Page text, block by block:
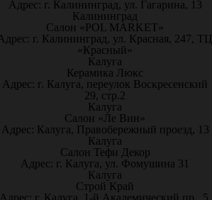
Адрес: г. Калининград, ул. Гагарина, 13
Калининград
Салон «POL MARKET»
г. Калининград, ул. Красная, 247, ТЦ
«Красный»
Калуга
Керамика Люкс
Адрес: г. Калуга, переулок Воскресенский
29, стр.2
Калуга
Салон «Ле Вин»
Адрес: Калуга, Правобережный проезд, 13
Калуга
Салон Тефи Декор
Адрес: г. Калуга, ул. Фомушина 31
Калуга
Строй Край
г. Калуга, 1-й Академический пр., 5,